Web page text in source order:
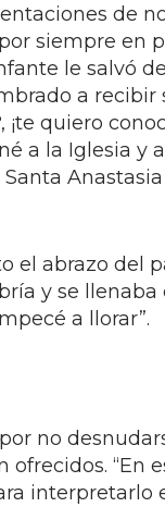
de
siempre en
le salvó
a recibir
quiero
a la Iglesia y
el abrazo del
y se llenaba
a llorar”.
no
“En
interpretarlo